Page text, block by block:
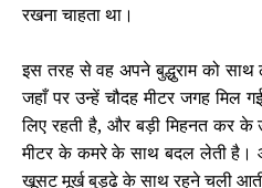
रखना चाहता था।
इस तरह से वह अपने बुद्धुराम को
जहाँ पर उन्हें चौदह मीटर जगह
लिए रहती है, और बड़ी मिहनत कर
मीटर के कमरे के साथ बदल लेती है।
खूसट मूर्ख बुड्ढे के साथ रहने चली